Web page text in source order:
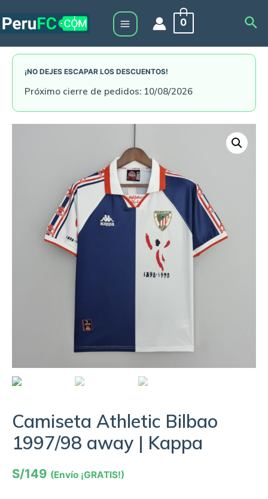
to
Main
Menu
0
¡NO DEJES ESCAPAR LOS DESCUENTOS!
Próximo cierre de pedidos: 10/08/2026
Camiseta Athletic Bilbao
1997/98 away | Kappa
S/149 (Envío ¡GRATIS!)